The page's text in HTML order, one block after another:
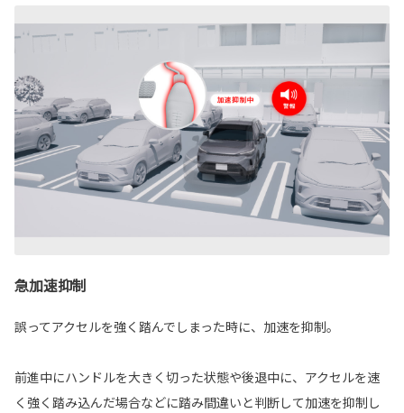
急加速抑制
誤ってアクセルを強く踏んでしまった時に、加速を抑制。
前進中にハンドルを大きく切った状態や後退中に、アクセルを速
く強く踏み込んだ場合などに踏み間違いと判断して加速を抑制し